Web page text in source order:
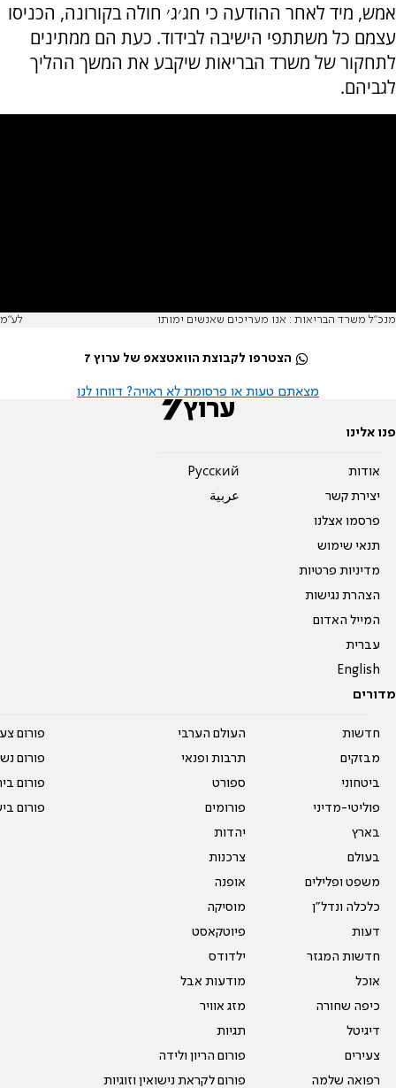
אמש, מיד לאחר ההודעה כי חג׳ג׳ חולה בקורונה, הכניסו
עצמם כל משתתפי הישיבה לבידוד. כעת הם ממתינים
לתחקור של משרד הבריאות שיקבע את המשך ההליך
לגביהם.
מנכ"ל משרד הבריאות : אנו מעריכים שאנשים ימותו לע"מ
הצטרפו לקבוצת הוואטצאפ של ערוץ 7
מצאתם טעות או פרסומת לא ראויה? דווחו לנו
פנו אלינו
אודות
יצירת קשר
פרסמו אצלנו
תנאי שימוש
מדיניות פרטיות
הצהרת נגישות
המייל האדום
עברית
English
Pусский
عربية
מדורים
חדשות
מבזקים
ביטחוני
פוליטי-מדיני
בארץ
בעולם
משפט ופלילים
כלכלה ונדל"ן
דעות
חדשות המגזר
אוכל
כיפה שחורה
דיגיטל
צעירים
רפואה שלמה
העולם הערבי
תרבות ופנאי
ספורט
פורומים
יהדות
צרכנות
אופנה
מוסיקה
פיוטקאסט
ילדודס
מודעות אבל
מזג אוויר
תגיות
פורום הריון ולידה
פורום לקראת נישואין וזוגיות
פורום
פורום
פורום
פורום